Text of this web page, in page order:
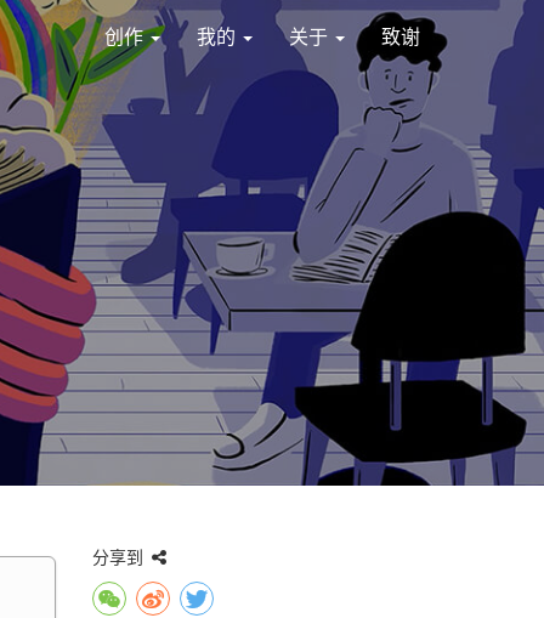
创作 我的 关于 致谢
分享到